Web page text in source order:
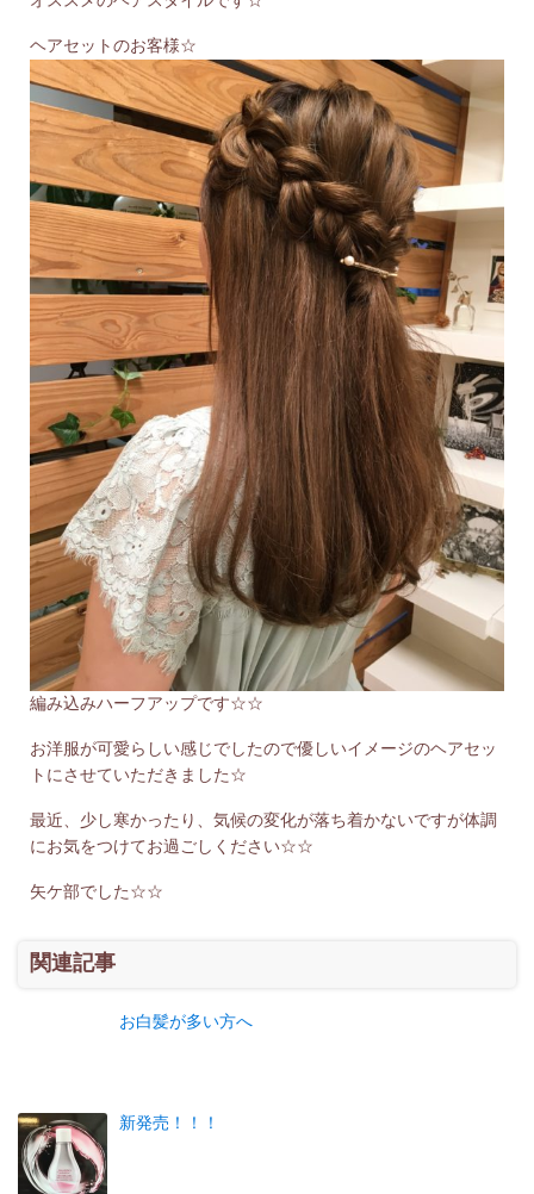
ヘアセットのお客様☆
編み込みハーフアップです☆☆
お洋服が可愛らしい感じでしたので優しいイメージのヘアセッ
トにさせていただきました☆
最近、少し寒かったり、気候の変化が落ち着かないですが体調
にお気をつけてお過ごしください☆☆
矢ケ部でした☆☆
関連記事
お白髪が多い方へ
新発売！！！